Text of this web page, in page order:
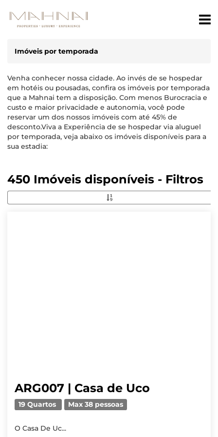
Imóveis por temporada
Venha conhecer nossa cidade. Ao invés de se hospedar
em hotéis ou pousadas, confira os imóveis por temporada
que a Mahnai tem a disposição. Com menos Burocracia e
custo e maior privacidade e autonomia, você pode
reservar um dos nossos imóveis com até 45% de
desconto.Viva a Experiência de se hospedar via aluguel
por temporada, veja abaixo os imóveis disponíveis para a
sua estadia:
450 Imóveis disponíveis - Filtros
ARG007 | Casa de Uco
19 Quartos Max 38 pessoas
O Casa De Uc...